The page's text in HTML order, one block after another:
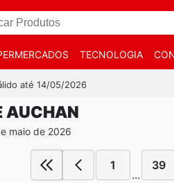
TECNOLOGIA
até 14/05/2026
AUCHAN
maio de 2026
1
...
39